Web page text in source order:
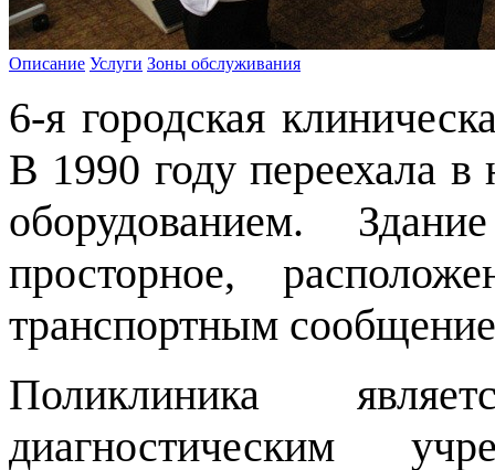
Описание Услуги Зоны обслуживания
6-я городская
В 1990 году переехала
оборудованием.
просторное,
транспортным
Поликлиника
диагностическим